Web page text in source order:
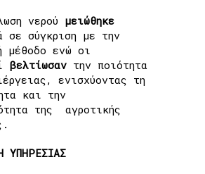
νερού μειώθηκε
σε σύγκριση με την
μέθοδο ενώ οι
βελτίωσαν την ποιότητα
ενισχύοντας τη
και την
της αγροτικής
ΥΠΗΡΕΣΙΑΣ